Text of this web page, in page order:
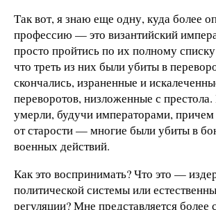
Так вот, я знаю еще одну, куда более
профессию — это византийский
просто пройтись по их полному
что треть из них были убиты в
скончались, израненные и
переворотов, низложенные с
умерли, будучи императорами, причем
от старости — многие были убиты в
военных действий.
Как это воспринимать? Что это —
политической системы или
регуляции? Мне представляется